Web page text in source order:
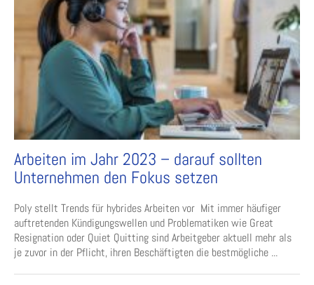
Arbeiten im Jahr 2023 – darauf sollten
Unternehmen den Fokus setzen
Poly stellt Trends für hybrides Arbeiten vor Mit immer häufiger
auftretenden Kündigungswellen und Problematiken wie Great
Resignation oder Quiet Quitting sind Arbeitgeber aktuell mehr als
je zuvor in der Pflicht, ihren Beschäftigten die bestmögliche ...